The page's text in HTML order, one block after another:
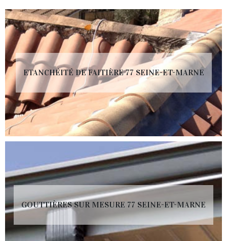
ETANCHÉITÉ DE FAITIÈRE 77 SEINE-ET-MARNE
GOUTTIÈRES SUR MESURE 77 SEINE-ET-MARNE